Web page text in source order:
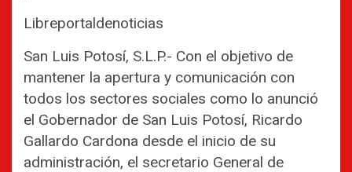
Libreportaldenoticias
San Luis Potosí, S.L.P.- Con el objetivo de
mantener la apertura y comunicación con
todos los sectores sociales como lo anunció
el Gobernador de San Luis Potosí, Ricardo
Gallardo Cardona desde el inicio de su
administración, el secretario General de